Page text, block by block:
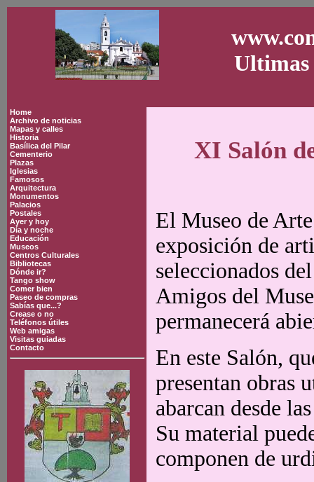
Ultimas
Home
Archivo de noticias
Mapas y calles
Historia
Basílica del Pilar
Cementerio
Plazas
Iglesias
Famosos
Arquitectura
Monumentos
Palacios
Postales
Ayer y hoy
Día y noche
Educación
Museos
Centros Culturales
Bibliotecas
Dónde ir?
Tango show
Comer bien
Paseo de compras
Sabías que...?
Crease o no
Teléfonos útiles
Web amigas
Visitas guiadas
Contacto
XI Salón
El Museo de
exposición de
seleccionados
Amigos del
permanecerá
En este Salón,
presentan obras
abarcan desde
Su material
componen de